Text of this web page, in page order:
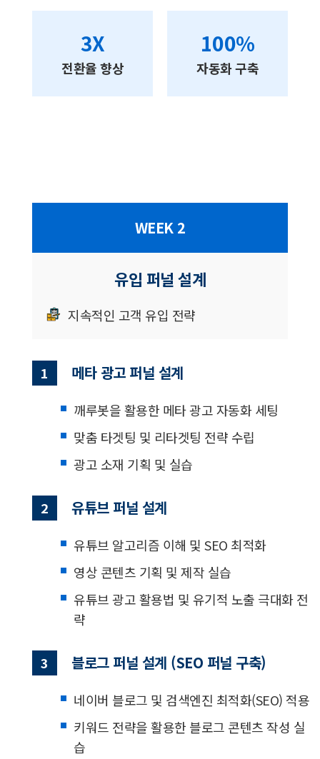
3X
전환율 향상
100%
자동화 구축
WEEK 2
유입 퍼널 설계
지속적인 고객 유입 전략
1 메타 광고 퍼널 설계
깨루봇을 활용한 메타 광고 자동화 세팅
맞춤 타겟팅 및 리타겟팅 전략 수립
광고 소재 기획 및 실습
2 유튜브 퍼널 설계
유튜브 알고리즘 이해 및 SEO 최적화
영상 콘텐츠 기획 및 제작 실습
유튜브 광고 활용법 및 유기적 노출 극대화 전
략
3 블로그 퍼널 설계 (SEO 퍼널 구축)
네이버 블로그 및 검색엔진 최적화(SEO) 적용
키워드 전략을 활용한 블로그 콘텐츠 작성 실
습